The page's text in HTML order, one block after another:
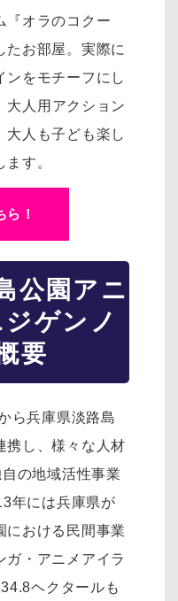
『オラのコクー
たお部屋。実際に
ンをモチーフにし
大人用アクション
大人も子ども楽し
す。
ら！
公園アニ
ゲンノ
要
ら兵庫県淡路島
携し、様々な人材
の地域活性事業
年には兵庫県が
における民間事業
ガ・アニメアイラ
ヘクタールも